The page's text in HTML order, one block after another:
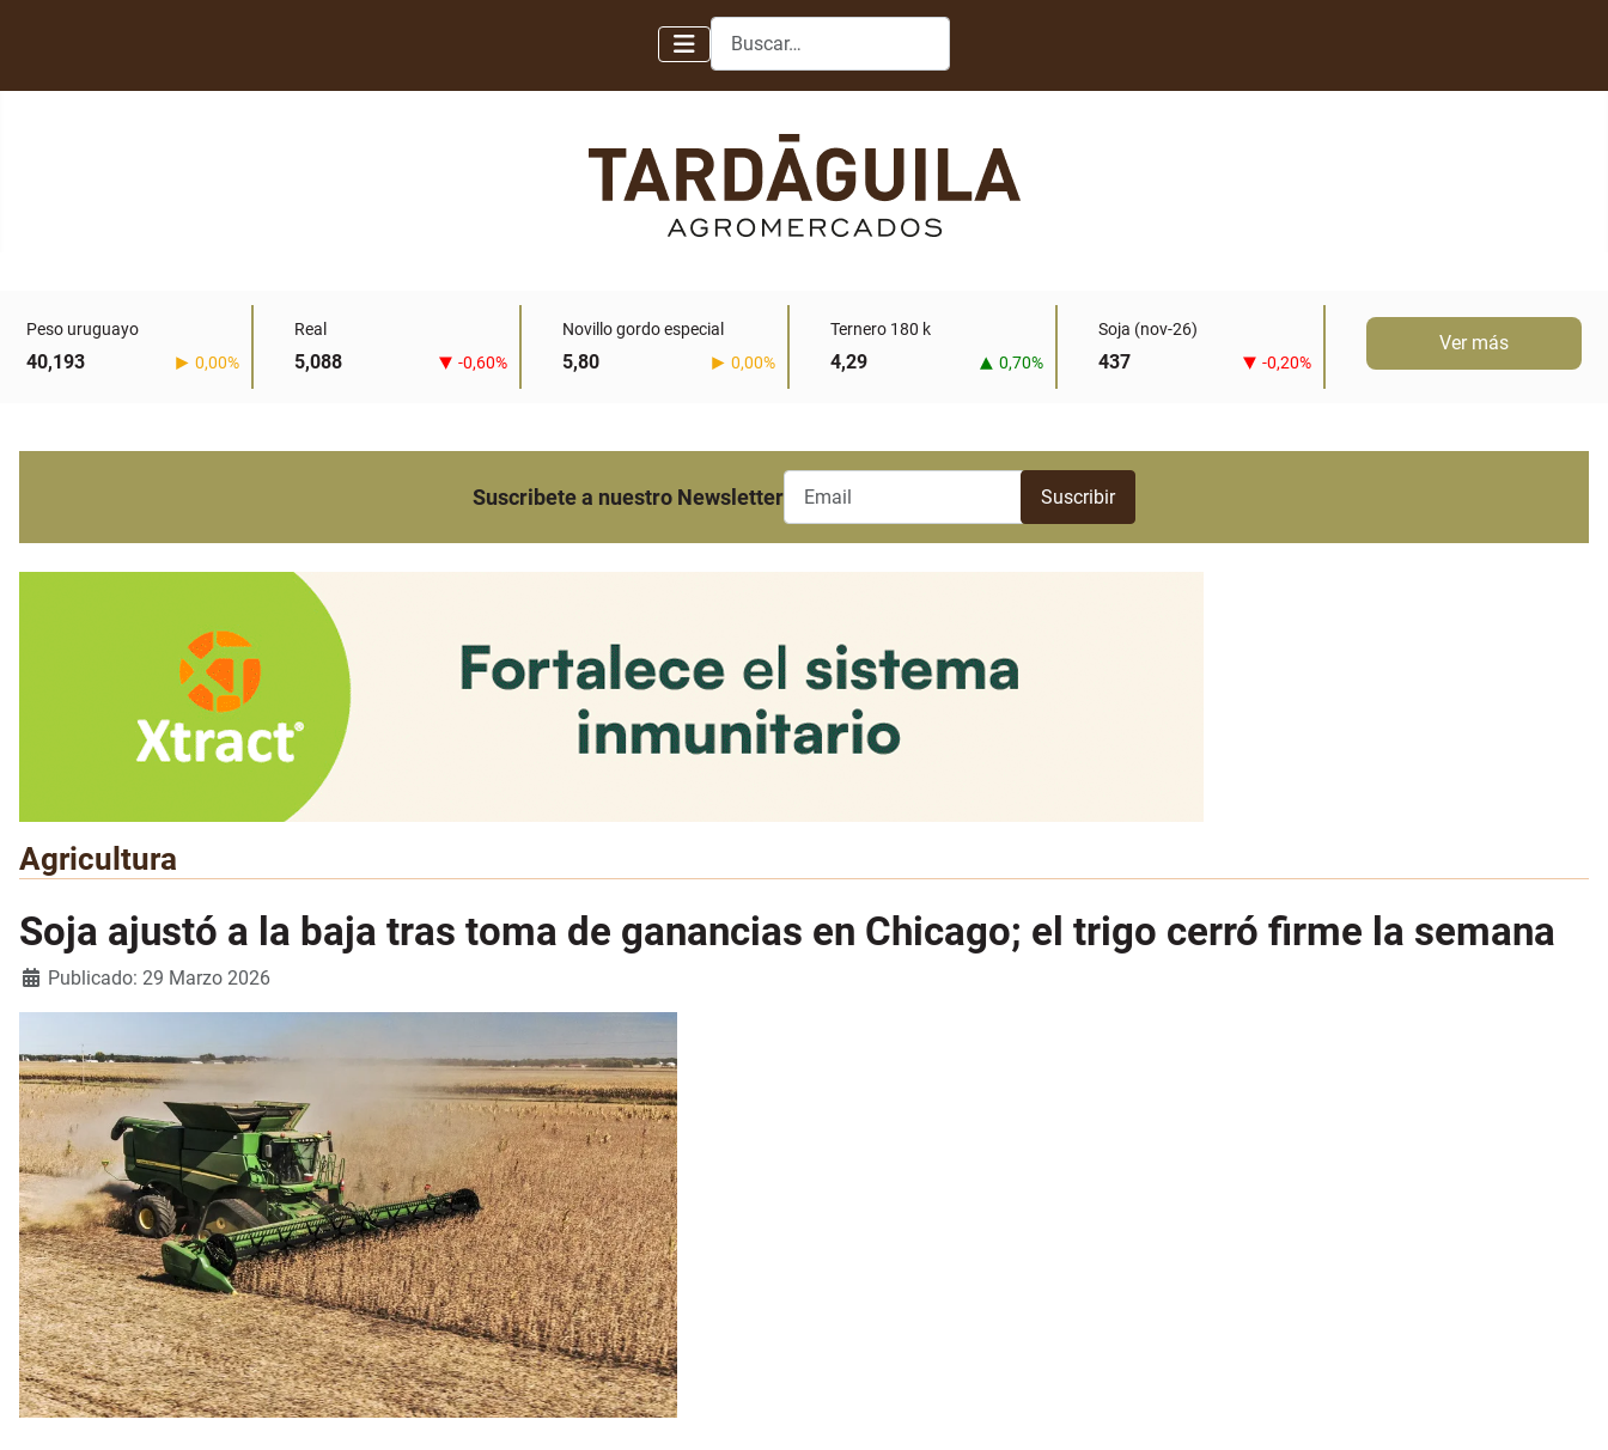
Buscar
Peso uruguayo
40,193 0,00%
Real
5,088 -0,60%
Novillo gordo especial
5,80 0,00%
Ternero 180 k
4,29 0,70%
Soja (nov-26)
437 -0,20%
Ver más
Suscribete a nuestro Newsletter
Agricultura
Soja ajustó a la baja tras toma de ganancias en Chicago; el trigo cerró firme la semana
Detalles
Publicado: 29 Marzo 2026